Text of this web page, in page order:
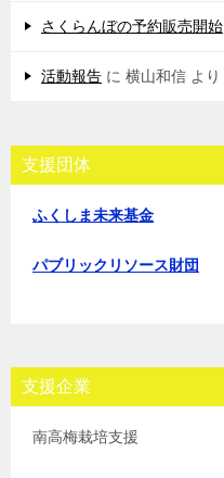
さくらんぼの予約販売開始
活動報告 に 横山和信 より
支援団体
ふくしま未来基金
パブリックリソース財団
支援企業
南高梅栽培支援